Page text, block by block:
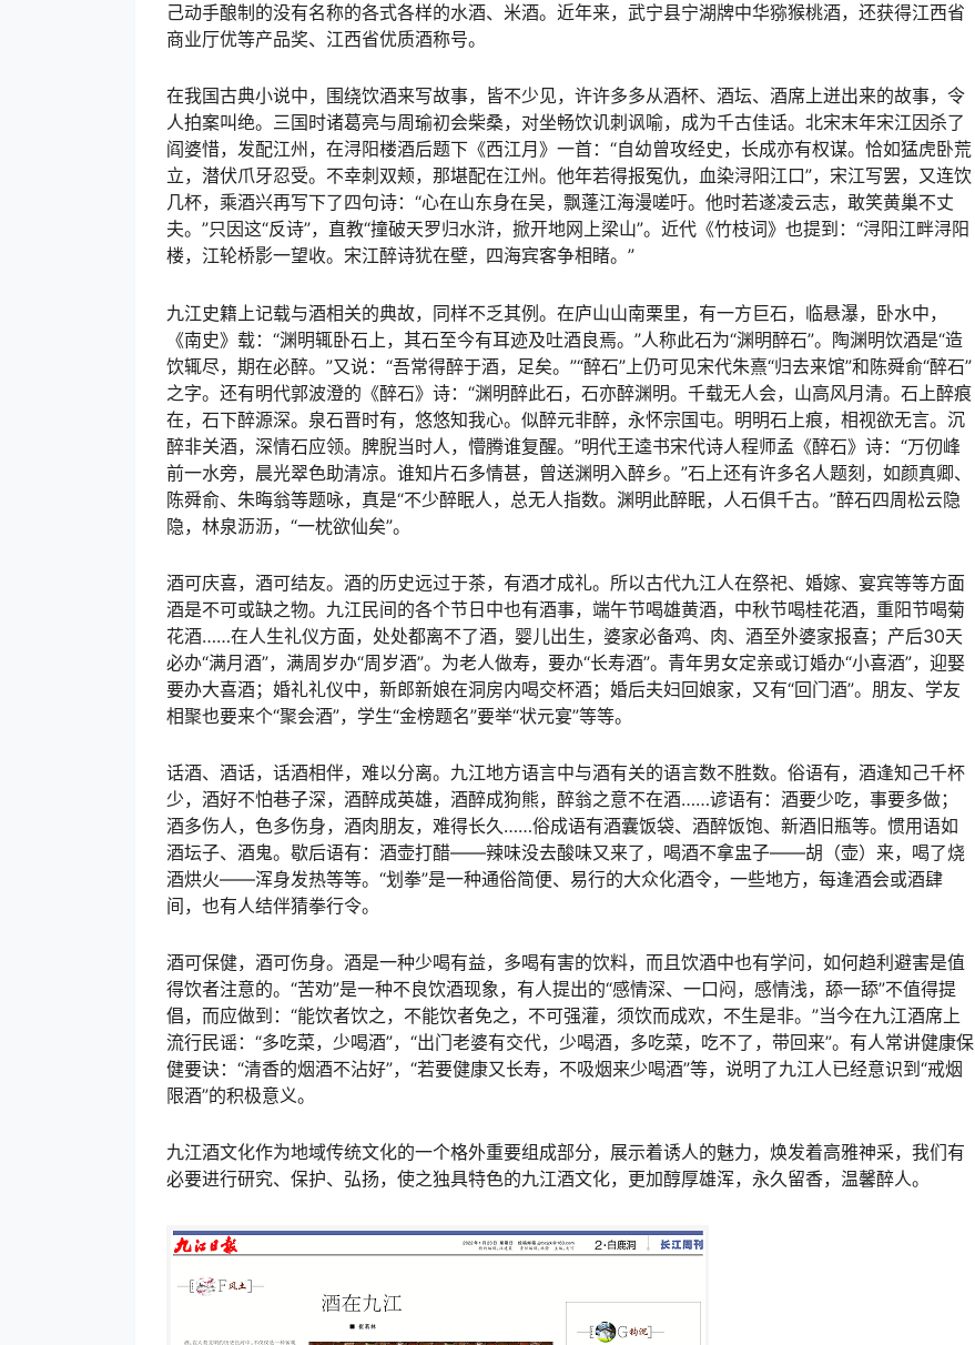
己动手酿制的没有名称的各式各样的水酒、米酒。近年来，武宁县宁湖牌中华猕猴桃酒，还获得江西省
商业厅优等产品奖、江西省优质酒称号。
在我国古典小说中，围绕饮酒来写故事，皆不少见，许许多多从酒杯、酒坛、酒席上迸出来的故事，令
人拍案叫绝。三国时诸葛亮与周瑜初会柴桑，对坐畅饮讥刺讽喻，成为千古佳话。北宋末年宋江因杀了
阎婆惜，发配江州，在浔阳楼酒后题下《西江月》一首：“自幼曾攻经史，长成亦有权谋。恰如猛虎卧荒
立，潜伏爪牙忍受。不幸刺双颊，那堪配在江州。他年若得报冤仇，血染浔阳江口”，宋江写罢，又连饮
几杯，乘酒兴再写下了四句诗：“心在山东身在吴，飘蓬江海漫嗟吁。他时若遂凌云志，敢笑黄巢不丈
夫。”只因这“反诗”，直教“撞破天罗归水浒，掀开地网上梁山”。近代《竹枝词》也提到：“浔阳江畔浔阳
楼，江轮桥影一望收。宋江醉诗犹在壁，四海宾客争相睹。”
九江史籍上记载与酒相关的典故，同样不乏其例。在庐山山南栗里，有一方巨石，临悬瀑，卧水中，
《南史》载：“渊明辄卧石上，其石至今有耳迹及吐酒良焉。”人称此石为“渊明醉石”。陶渊明饮酒是“造
饮辄尽，期在必醉。”又说：“吾常得醉于酒，足矣。”“醉石”上仍可见宋代朱熹“归去来馆”和陈舜俞“醉石”
之字。还有明代郭波澄的《醉石》诗：“渊明醉此石，石亦醉渊明。千载无人会，山高风月清。石上醉痕
在，石下醉源深。泉石晋时有，悠悠知我心。似醉元非醉，永怀宗国屯。明明石上痕，相视欲无言。沉
醉非关酒，深情石应领。脾腉当时人，懵腾谁复醒。”明代王逵书宋代诗人程师孟《醉石》诗：“万仞峰
前一水旁，晨光翠色助清凉。谁知片石多情甚，曾送渊明入醉乡。”石上还有许多名人题刻，如颜真卿、
陈舜俞、朱晦翁等题咏，真是“不少醉眠人，总无人指数。渊明此醉眠，人石俱千古。”醉石四周松云隐
隐，林泉沥沥，“一枕欲仙矣”。
酒可庆喜，酒可结友。酒的历史远过于茶，有酒才成礼。所以古代九江人在祭祀、婚嫁、宴宾等等方面
酒是不可或缺之物。九江民间的各个节日中也有酒事，端午节喝雄黄酒，中秋节喝桂花酒，重阳节喝菊
花酒……在人生礼仪方面，处处都离不了酒，婴儿出生，婆家必备鸡、肉、酒至外婆家报喜；产后30天
必办“满月酒”，满周岁办“周岁酒”。为老人做寿，要办“长寿酒”。青年男女定亲或订婚办“小喜酒”，迎娶
要办大喜酒；婚礼礼仪中，新郎新娘在洞房内喝交杯酒；婚后夫妇回娘家，又有“回门酒”。朋友、学友
相聚也要来个“聚会酒”，学生“金榜题名”要举“状元宴”等等。
话酒、酒话，话酒相伴，难以分离。九江地方语言中与酒有关的语言数不胜数。俗语有，酒逢知己千杯
少，酒好不怕巷子深，酒醉成英雄，酒醉成狗熊，醉翁之意不在酒……谚语有：酒要少吃，事要多做；
酒多伤人，色多伤身，酒肉朋友，难得长久……俗成语有酒囊饭袋、酒醉饭饱、新酒旧瓶等。惯用语如
酒坛子、酒鬼。歇后语有：酒壶打醋——辣味没去酸味又来了，喝酒不拿盅子——胡（壶）来，喝了烧
酒烘火——浑身发热等等。“划拳”是一种通俗简便、易行的大众化酒令，一些地方，每逢酒会或酒肆
间，也有人结伴猜拳行令。
酒可保健，酒可伤身。酒是一种少喝有益，多喝有害的饮料，而且饮酒中也有学问，如何趋利避害是值
得饮者注意的。“苦劝”是一种不良饮酒现象，有人提出的“感情深、一口闷，感情浅，舔一舔”不值得提
倡，而应做到：“能饮者饮之，不能饮者免之，不可强灌，须饮而成欢，不生是非。”当今在九江酒席上
流行民谣：“多吃菜，少喝酒”，“出门老婆有交代，少喝酒，多吃菜，吃不了，带回来”。有人常讲健康保
健要诀：“清香的烟酒不沾好”，“若要健康又长寿，不吸烟来少喝酒”等，说明了九江人已经意识到“戒烟
限酒”的积极意义。
九江酒文化作为地域传统文化的一个格外重要组成部分，展示着诱人的魅力，焕发着高雅神采，我们有
必要进行研究、保护、弘扬，使之独具特色的九江酒文化，更加醇厚雄浑，永久留香，温馨醉人。